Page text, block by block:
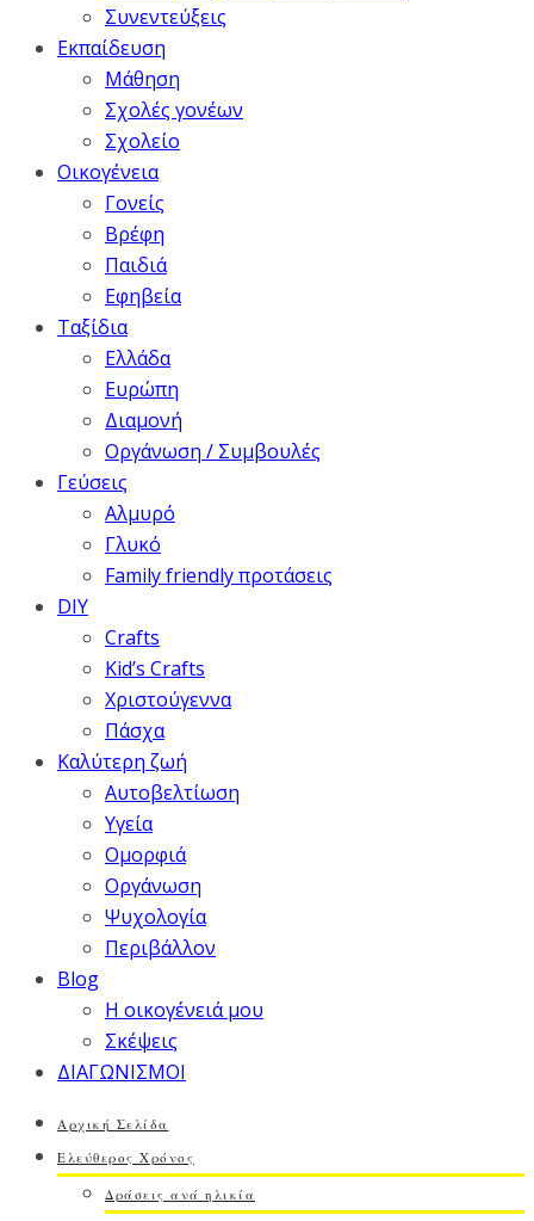
Συνεντεύξεις
Εκπαίδευση
Μάθηση
Σχολές γονέων
Σχολείο
Οικογένεια
Γονείς
Βρέφη
Παιδιά
Εφηβεία
Ταξίδια
Ελλάδα
Ευρώπη
Διαμονή
Οργάνωση / Συμβουλές
Γεύσεις
Αλμυρό
Γλυκό
Family friendly προτάσεις
DIY
Crafts
Kid’s Crafts
Χριστούγεννα
Πάσχα
Καλύτερη ζωή
Αυτοβελτίωση
Υγεία
Ομορφιά
Οργάνωση
Ψυχολογία
Περιβάλλον
Blog
Η οικογένειά μου
Σκέψεις
ΔΙΑΓΩΝΙΣΜΟΙ
Αρχική Σελίδα
Ελεύθερος Χρόνος
Δράσεις ανά ηλικία